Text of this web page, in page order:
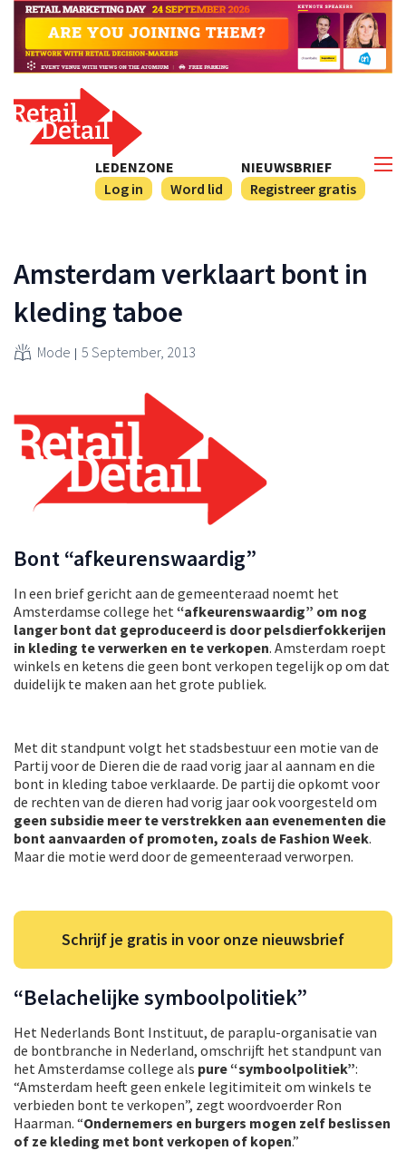
NIEUWSBRIEF
Registreer gratis
LEDENZONE
Log in
Word lid
Amsterdam verklaart bont in
kleding taboe
Mode 5 September, 2013
Bont “afkeurenswaardig”
In een brief gericht aan de gemeenteraad noemt het
Amsterdamse college het “afkeurenswaardig” om nog
langer bont dat geproduceerd is door pelsdierfokkerijen
in kleding te verwerken en te verkopen. Amsterdam roept
winkels en ketens die geen bont verkopen tegelijk op om dat
duidelijk te maken aan het grote publiek.
Met dit standpunt volgt het stadsbestuur een motie van de
Partij voor de Dieren die de raad vorig jaar al aannam en die
bont in kleding taboe verklaarde. De partij die opkomt voor
de rechten van de dieren had vorig jaar ook voorgesteld om
geen subsidie meer te verstrekken aan evenementen die
bont aanvaarden of promoten, zoals de Fashion Week.
Maar die motie werd door de gemeenteraad verworpen.
Schrijf je gratis in voor onze nieuwsbrief
“Belachelijke symboolpolitiek”
Het Nederlands Bont Instituut, de paraplu-organisatie van
de bontbranche in Nederland, omschrijft het standpunt van
het Amsterdamse college als pure “symboolpolitiek”:
“Amsterdam heeft geen enkele legitimiteit om winkels te
verbieden bont te verkopen”, zegt woordvoerder Ron
Haarman. “Ondernemers en burgers mogen zelf beslissen
of ze kleding met bont verkopen of kopen.”